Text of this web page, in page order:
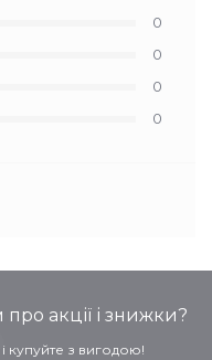
0
0
0
0
акції і знижки?
купуйте з вигодою!